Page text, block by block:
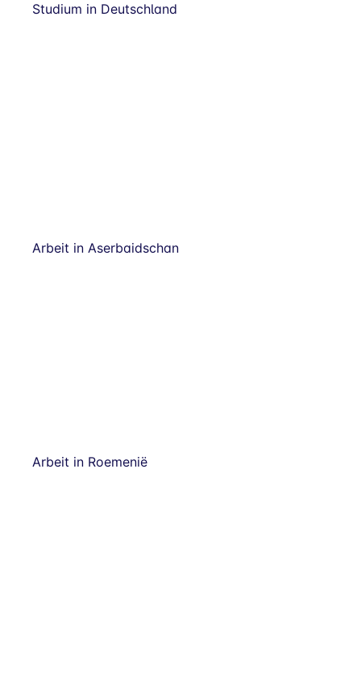
Studium in Deutschland
Arbeit in Aserbaidschan
Arbeit in Roemenië